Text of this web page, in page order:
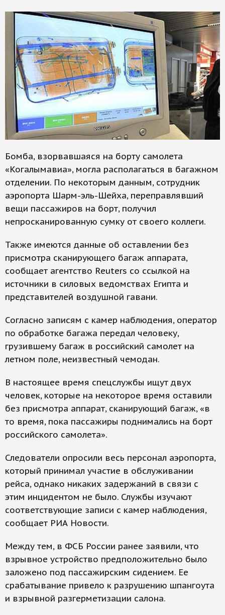
Бомба, взорвавшаяся на борту самолета
«Когалымавиа», могла располагаться в багажном
отделении. По некоторым данным, сотрудник
аэропорта Шарм-эль-Шейха, переправлявший
вещи пассажиров на борт, получил
непросканированную сумку от своего коллеги.
Также имеются данные об оставлении без
присмотра сканирующего багаж аппарата,
сообщает агентство Reuters со ссылкой на
источники в силовых ведомствах Египта и
представителей воздушной гавани.
Согласно записям с камер наблюдения, оператор
по обработке багажа передал человеку,
грузившему багаж в российский самолет на
летном поле, неизвестный чемодан.
В настоящее время спецслужбы ищут двух
человек, которые на некоторое время оставили
без присмотра аппарат, сканирующий багаж, «в
то время, пока пассажиры поднимались на борт
российского самолета».
Следователи опросили весь персонал аэропорта,
который принимал участие в обслуживании
рейса, однако никаких задержаний в связи с
этим инцидентом не было. Службы изучают
соответствующие записи с камер наблюдения,
сообщает РИА Новости.
Между тем, в ФСБ России ранее заявили, что
взрывное устройство предположительно было
заложено под пассажирским сидением. Ее
срабатывание привело к разрушению шпангоута
и взрывной разгерметизации салона.